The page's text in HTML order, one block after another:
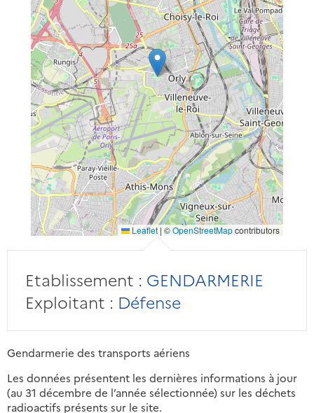
Leaflet | ©OpenStreetMapcontributors
Etablissement : GENDARMERIE
Exploitant : Défense
Gendarmerie des transports aériens
Les données présentent les dernières informations à jour
(au 31 décembre de l’année sélectionnée) sur les déchets
radioactifs présents sur le site.